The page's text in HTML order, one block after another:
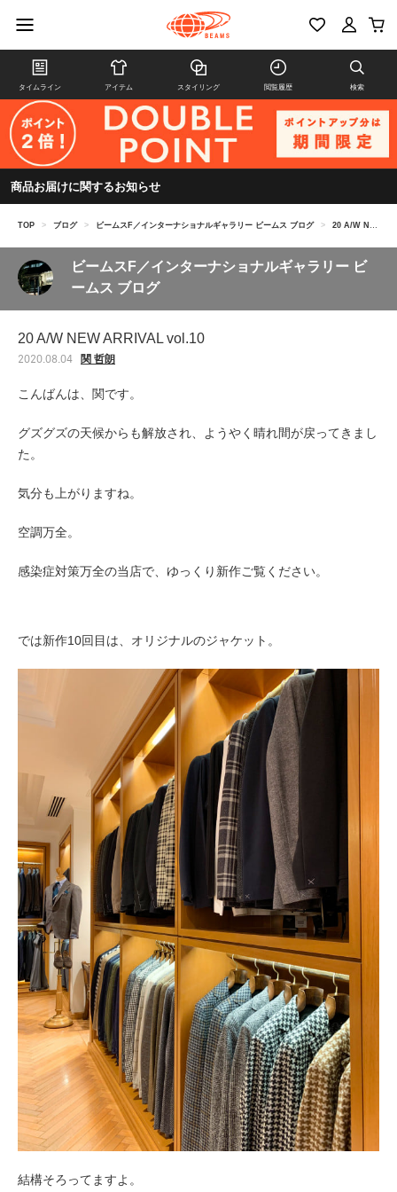
タイムライン アイテム スタイリング 閲覧履歴 検索
商品お届けに関するお知らせ
TOP > ブログ > ビームスF／インターナショナルギャラリー ビームス ブログ > 20 A/W NEW ARRIVAL vol.10
ビームスF／インターナショナルギャラリー ビ
ームス ブログ
20 A/W NEW ARRIVAL vol.10
2020.08.04 関 哲朗
こんばんは、関です。
グズグズの天候からも解放され、ようやく晴れ間が戻ってきまし
た。
気分も上がりますね。
空調万全。
感染症対策万全の当店で、ゆっくり新作ご覧ください。
では新作10回目は、オリジナルのジャケット。
結構そろってますよ。